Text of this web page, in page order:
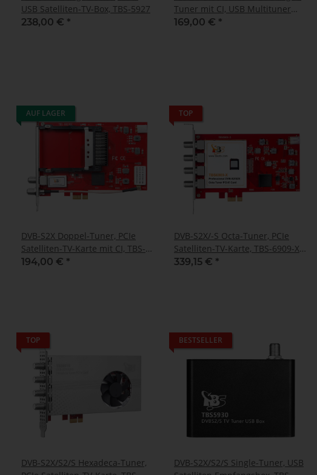
USB Satelliten-TV-Box, TBS-5927
238,00 € *
Tuner mit CI, USB Multituner
Empfangsbox, TBS-5580
169,00 € *
AUF LAGER
DVB-S2X Doppel-Tuner, PCIe
Satelliten-TV-Karte mit CI, TBS-
6910 SE
194,00 € *
TOP
DVB-S2X/-S Octa-Tuner, PCIe
Satelliten-TV-Karte, TBS-6909-X
V2
339,15 € *
TOP
DVB-S2X/S2/S Hexadeca-Tuner,
BESTSELLER
DVB-S2X/S2/S Single-Tuner, USB